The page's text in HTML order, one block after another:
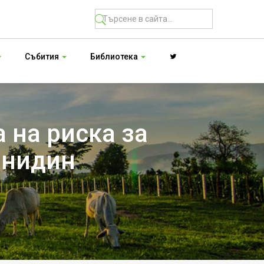
Събития Библиотека
риска за